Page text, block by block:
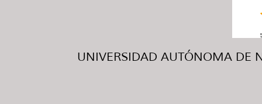
UNIVERSIDAD AUTÓNOMA DE